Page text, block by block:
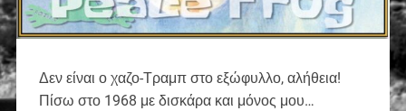
Δεν είναι ο χαζο-Τραμπ στο εξώφυλλο, αλήθεια!
Πίσω στο 1968 με δισκάρα και μόνος μου…